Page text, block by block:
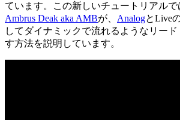
ています。この新しいチュートリアル
Ambrus Deak aka AMBが、 AnalogとLive
してダイナミックで流れるようなリー
す方法を説明しています。